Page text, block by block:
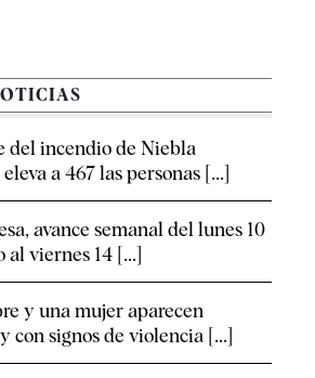
del incendio de Niebla
a 467 las personas [...]
avance semanal del lunes 10
al viernes 14 [...]
y una mujer aparecen
con signos de violencia [...]